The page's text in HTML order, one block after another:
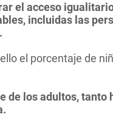
el acceso
incluidas las
el porcentaje de
de los adultos, tanto